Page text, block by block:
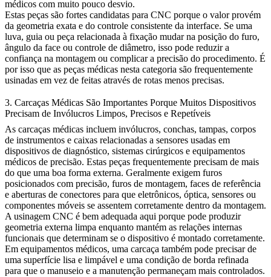
médicos com muito pouco desvio.
Estas peças são fortes candidatas para CNC porque o valor provém
da geometria exata e do controle consistente da interface. Se uma
luva, guia ou peça relacionada à fixação mudar na posição do furo,
ângulo da face ou controle de diâmetro, isso pode reduzir a
confiança na montagem ou complicar a precisão do procedimento. É
por isso que as peças médicas nesta categoria são frequentemente
usinadas em vez de feitas através de rotas menos precisas.
3. Carcaças Médicas São Importantes Porque Muitos Dispositivos
Precisam de Invólucros Limpos, Precisos e Repetíveis
As carcaças médicas incluem invólucros, conchas, tampas, corpos
de instrumentos e caixas relacionadas a sensores usadas em
dispositivos de diagnóstico, sistemas cirúrgicos e equipamentos
médicos de precisão. Estas peças frequentemente precisam de mais
do que uma boa forma externa. Geralmente exigem furos
posicionados com precisão, furos de montagem, faces de referência
e aberturas de conectores para que eletrônicos, óptica, sensores ou
componentes móveis se assentem corretamente dentro da montagem.
A usinagem CNC é bem adequada aqui porque pode produzir
geometria externa limpa enquanto mantém as relações internas
funcionais que determinam se o dispositivo é montado corretamente.
Em equipamentos médicos, uma carcaça também pode precisar de
uma superfície lisa e limpável e uma condição de borda refinada
para que o manuseio e a manutenção permaneçam mais controlados.